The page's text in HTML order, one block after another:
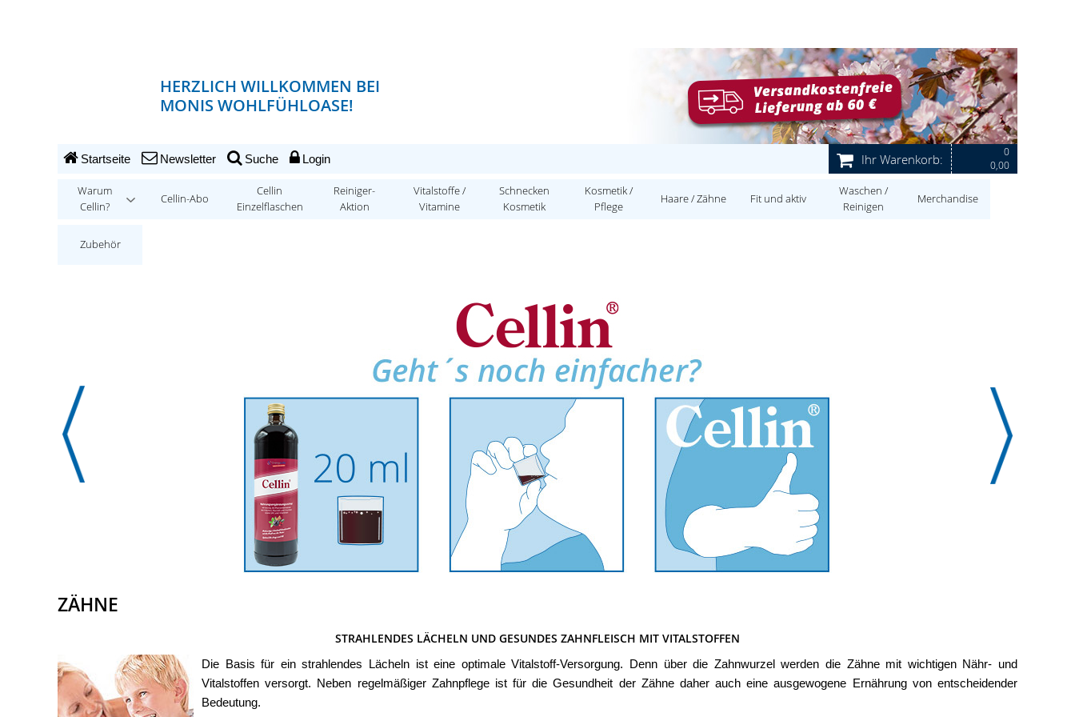
HERZLICH WILLKOMMEN BEI
MONIS WOHLFÜHLOASE!
Ihr Warenkorb:
0
0,00
Startseite Newsletter Suche Login
Warum
Cellin?
Cellin-Abo
Cellin
Einzelflaschen
Reiniger-
Aktion
Vitalstoffe /
Vitamine
Schnecken
Kosmetik
Kosmetik /
Pflege
Haare / Zähne Fit und aktiv
Waschen /
Reinigen
Merchandise
Zubehör
ZÄHNE
STRAHLENDES LÄCHELN UND GESUNDES ZAHNFLEISCH MIT VITALSTOFFEN
Die Basis für ein strahlendes Lächeln ist eine optimale Vitalstoff-Versorgung. Denn über die Zahnwurzel werden die Zähne mit wichtigen Nähr- und
Vitalstoffen versorgt. Neben regelmäßiger Zahnpflege ist für die Gesundheit der Zähne daher auch eine ausgewogene Ernährung von entscheidender
Bedeutung.